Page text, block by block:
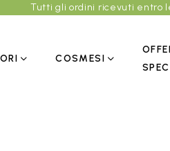
Tutti gli ordini ricevuti entro
COSMESI